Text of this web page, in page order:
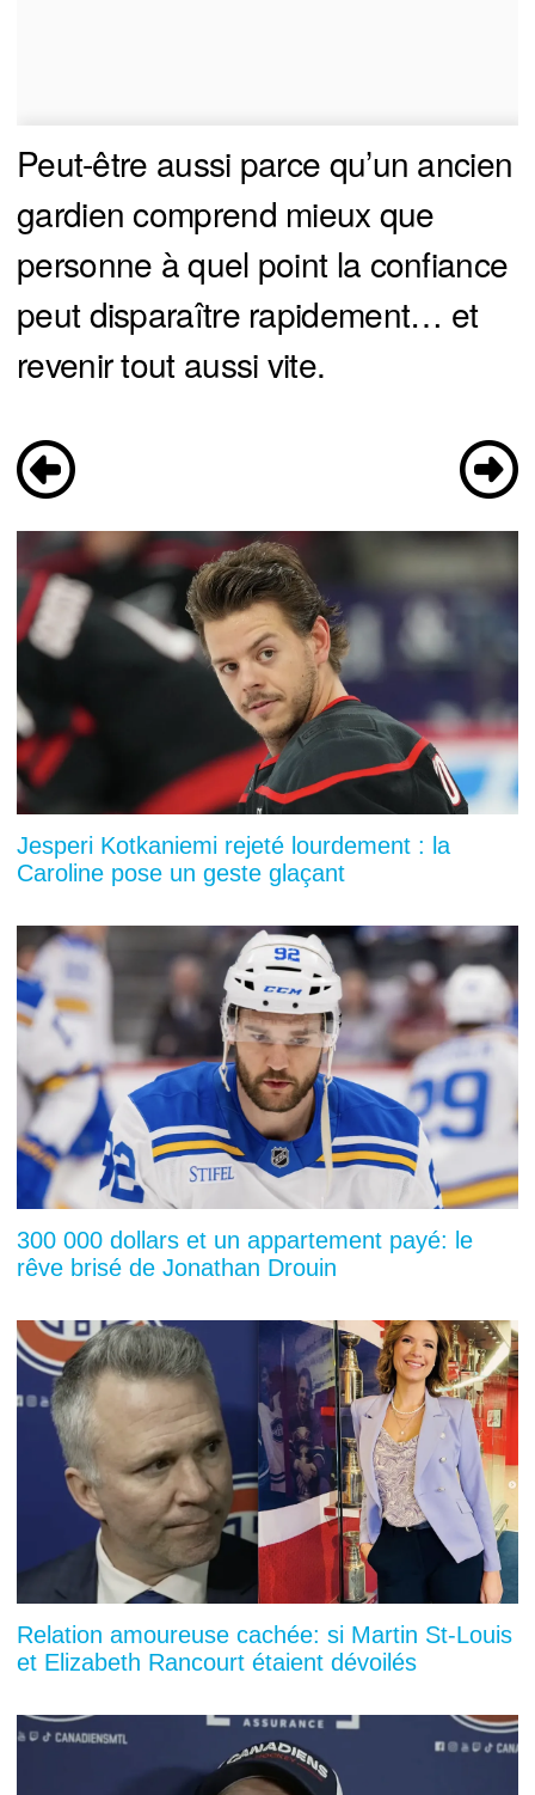
Peut-être aussi parce qu’un ancien
gardien comprend mieux que
personne à quel point la confiance
peut disparaître rapidement… et
revenir tout aussi vite.
Jesperi Kotkaniemi rejeté lourdement : la
Caroline pose un geste glaçant
300 000 dollars et un appartement payé: le
rêve brisé de Jonathan Drouin
Relation amoureuse cachée: si Martin St-Louis
et Elizabeth Rancourt étaient dévoilés